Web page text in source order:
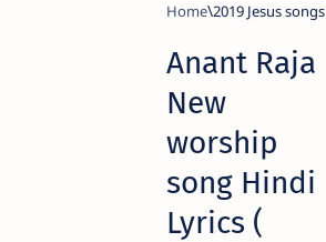
Home 2019 Jesus songs
Anant Raja
New
worship
song Hindi
Lyrics (